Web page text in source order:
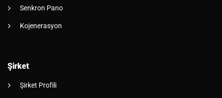
Senkron Pano
Kojenerasyon
Şirket
Şirket Profili